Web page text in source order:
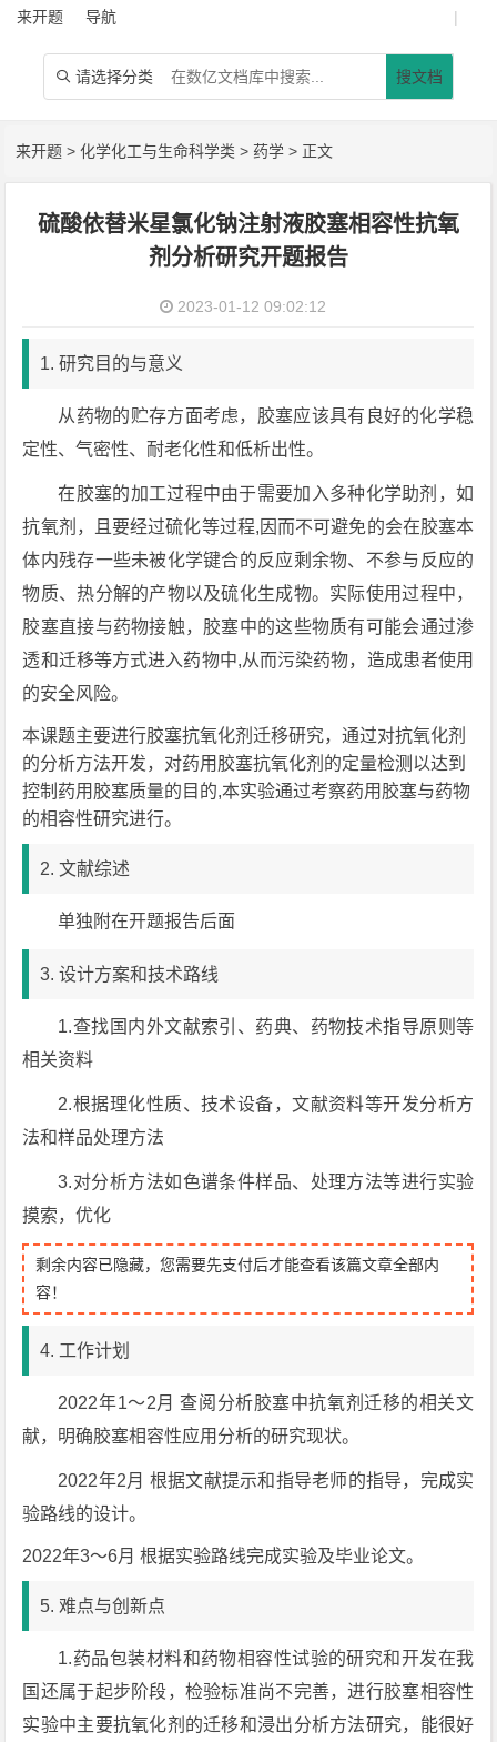
来开题 导航 |
 请选择分类 搜文档
来开题 >化学化工与生命科学类 > 药学 > 正文
硫酸依替米星氯化钠注射液胶塞相容性抗氧
剂分析研究开题报告
2023-01-12 09:02:12
1. 研究目的与意义
从药物的贮存方面考虑，胶塞应该具有良好的化学稳
定性、气密性、耐老化性和低析出性。
在胶塞的加工过程中由于需要加入多种化学助剂，如
抗氧剂，且要经过硫化等过程,因而不可避免的会在胶塞本
体内残存一些未被化学键合的反应剩余物、不参与反应的
物质、热分解的产物以及硫化生成物。实际使用过程中，
胶塞直接与药物接触，胶塞中的这些物质有可能会通过渗
透和迁移等方式进入药物中,从而污染药物，造成患者使用
的安全风险。
本课题主要进行胶塞抗氧化剂迁移研究，通过对抗氧化剂
的分析方法开发，对药用胶塞抗氧化剂的定量检测以达到
控制药用胶塞质量的目的,本实验通过考察药用胶塞与药物
的相容性研究进行。
2. 文献综述
单独附在开题报告后面
3. 设计方案和技术路线
1.查找国内外文献索引、药典、药物技术指导原则等
相关资料
2.根据理化性质、技术设备，文献资料等开发分析方
法和样品处理方法
3.对分析方法如色谱条件样品、处理方法等进行实验
摸索，优化
剩余内容已隐藏，您需要先支付后才能查看该篇文章全部内
容！
4. 工作计划
2022年1～2月 查阅分析胶塞中抗氧剂迁移的相关文
献，明确胶塞相容性应用分析的研究现状。
2022年2月 根据文献提示和指导老师的指导，完成实
验路线的设计。
2022年3～6月 根据实验路线完成实验及毕业论文。
5. 难点与创新点
1.药品包装材料和药物相容性试验的研究和开发在我
国还属于起步阶段，检验标准尚不完善，进行胶塞相容性
实验中主要抗氧化剂的迁移和浸出分析方法研究，能很好